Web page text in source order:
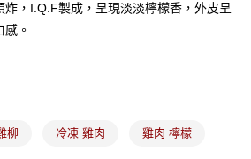
寸不超過90cm)
炸，I.Q.F製成，呈現淡淡檸檬香，外皮呈
。
柳 冷凍 雞肉 雞肉 檸檬